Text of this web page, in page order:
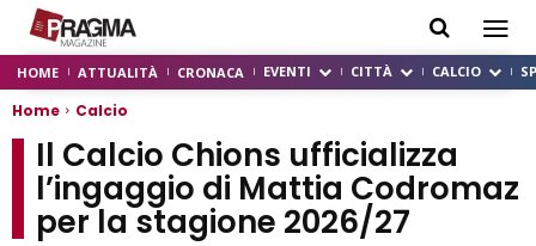
HOME ATTUALITÀ CRONACA EVENTI CITTÀ CALCIO
Home Calcio
Il Calcio Chions ufficializza
l’ingaggio di Mattia Codromaz
per la stagione 2026/27